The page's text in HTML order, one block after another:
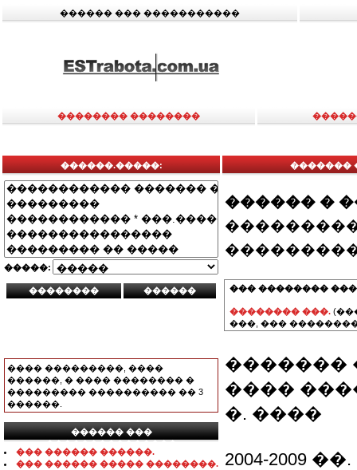
������ ��� �����������
�������� ��������
������.�����:
�����:
���� ���������, ����
������, � ���� �������� �
��������� ���������� �� 3
������.
������ ���
���������������
��� ������ ������.
��� ������ ����� ��������.
�������
������ �
��� ��������
�������� ���.
���, ���
�������
����
�. ����
2004-2009 ��.